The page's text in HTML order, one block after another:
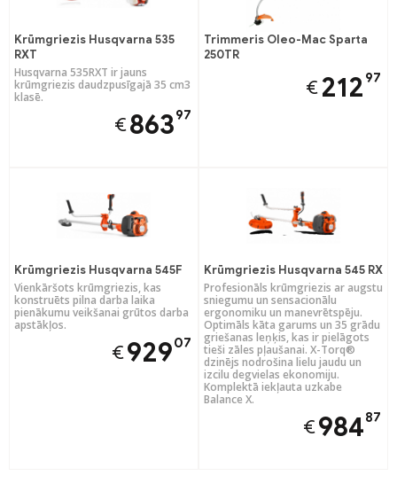
Krūmgriezis Husqvarna 535
RXT
Husqvarna 535RXT ir jauns
krūmgriezis daudzpusīgajā 35 cm3
klasē.
€86397
Trimmeris Oleo-Mac Sparta
250TR
€212 97
Krūmgriezis Husqvarna 545F
Vienkāršots krūmgriezis, kas
konstruēts pilna darba laika
pienākumu veikšanai grūtos darba
apstākļos.
€92907
Krūmgriezis Husqvarna 545 RX
Profesionāls krūmgriezis ar augstu
sniegumu un sensacionālu
ergonomiku un manevrētspēju.
Optimāls kāta garums un 35 grādu
griešanas leņķis, kas ir pielāgots
tieši zāles pļaušanai. X-Torq®
dzinējs nodrošina lielu jaudu un
izcilu degvielas ekonomiju.
Komplektā iekļauta uzkabe
Balance X.
€98487